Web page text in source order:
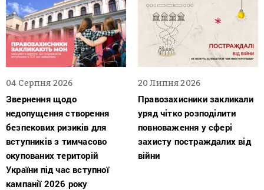
04 Серпня 2026
Звернення щодо
недопущення створення
безпекових ризиків для
вступників з тимчасово
окупованих територій
України під час вступної
кампанії 2026 року
20 Липня 2026
Правозахисники закликали
уряд чітко розподілити
повноваження у сфері
захисту постраждалих від
війни